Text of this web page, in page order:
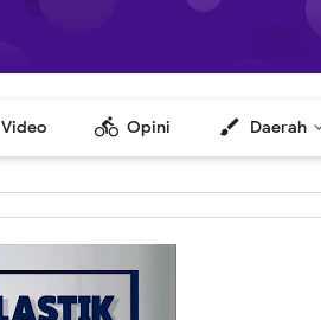
Video directions_bike Opini brush Daerah